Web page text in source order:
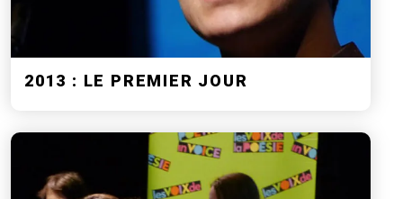
2013 : LE PREMIER JOUR